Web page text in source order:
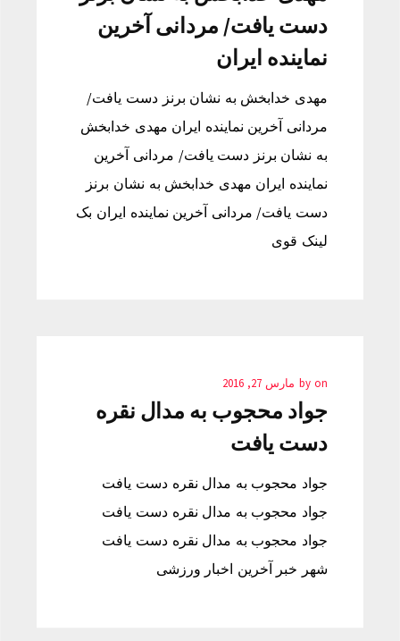
دست يافت/ مردانی آخرین
نماینده ایران
مهدی خدابخش به نشان برنز دست يافت/
مردانی آخرین نماینده ایران مهدی خدابخش
به نشان برنز دست يافت/ مردانی آخرین
نماینده ایران مهدی خدابخش به نشان برنز
دست يافت/ مردانی آخرین نماینده ایران بک
لینک قوی
by on مارس 27, 2016
جواد محجوب به مدال نقره
دست يافت
جواد محجوب به مدال نقره دست يافت
جواد محجوب به مدال نقره دست يافت
جواد محجوب به مدال نقره دست يافت
شهر خبر آخرین اخبار ورزشی